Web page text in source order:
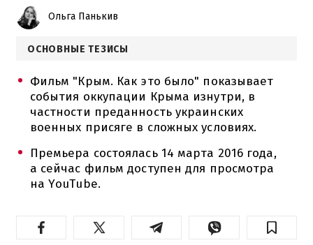
Ольга Панькив
ОСНОВНЫЕ ТЕЗИСЫ
Фильм "Крым. Как это было" показывает
события оккупации Крыма изнутри, в
частности преданность украинских
военных присяге в сложных условиях.
Премьера состоялась 14 марта 2016 года,
а сейчас фильм доступен для просмотра
на YouTube.